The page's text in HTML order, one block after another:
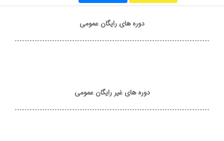
دوره های رایگان عمومی
دوره های غیر رایگان عمومی